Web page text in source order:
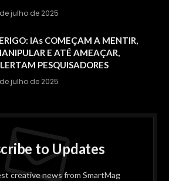
julho de 2025
IAs COMEÇAM A MENTIR,
E ATÉ AMEAÇAR,
PESQUISADORES
julho de 2025
to Updates
creative news from SmartMag